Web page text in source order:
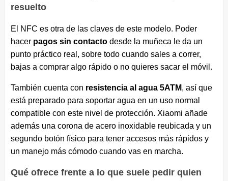
resuelto
El NFC es otra de las claves de este modelo. Poder
hacer pagos sin contactodesde la muñeca le da un
punto práctico real, sobre todo cuando sales a correr,
bajas a comprar algo rápido o no quieres sacar el móvil.
También cuenta con resistencia al agua 5ATM, así que
está preparado para soportar agua en un uso normal
compatible con este nivel de protección. Xiaomi añade
además una corona de acero inoxidable reubicada y un
segundo botón físico para tener accesos más rápidos y
un manejo más cómodo cuando vas en marcha.
Qué ofrece frente a lo que suele pedir quien